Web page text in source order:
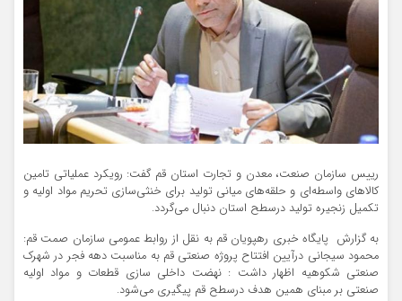
رییس سازمان صنعت، معدن و تجارت استان قم گفت: رویکرد عملیاتی تامین
کالاهای واسطه‌ای و حلقه‌های میانی تولید برای خنثی‌سازی تحریم مواد اولیه و
تکمیل زنجیره تولید درسطح استان دنبال می‌گردد.
به گزارش پایگاه خبری رهپویان قم به نقل از روابط عمومی سازمان صمت قم:
محمود سیجانی درآیین افتتاح پروژه صنعتی قم به مناسبت دهه فجر در شهرک
صنعتی شکوهیه اظهار داشت : نهضت داخلی سازی قطعات و مواد اولیه
صنعتی بر مبنای همین هدف درسطح قم پیگیری می‌شود.